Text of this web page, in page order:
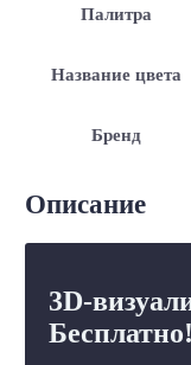
Палитра
Название цвета
Бренд
Описание
3D-
Бесплатно!